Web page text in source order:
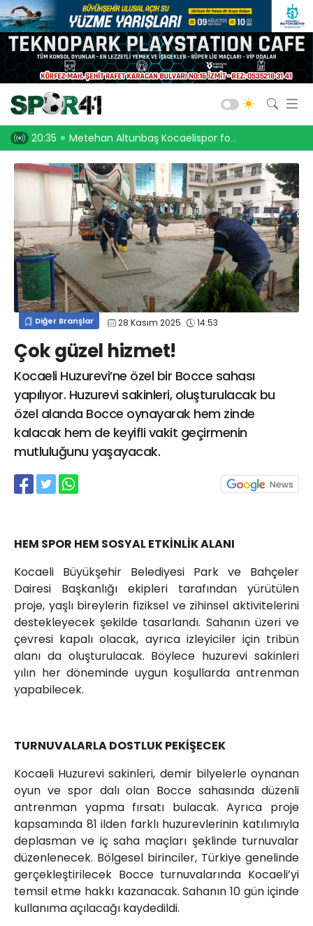
Kocaelispor forması ile 20:13 Kocaelispor halka karıştı!
Diğer Branşlar 28 Kasım 2025 14:53
Çok güzel hizmet!
Kocaeli Huzurevi’ne özel bir Bocce sahası
yapılıyor. Huzurevi sakinleri, oluşturulacak bu
özel alanda Bocce oynayarak hem zinde
kalacak hem de keyifli vakit geçirmenin
mutluluğunu yaşayacak.
HEM SPOR HEM SOSYAL ETKİNLİK ALANI
Kocaeli Büyükşehir Belediyesi Park ve Bahçeler
Dairesi Başkanlığı ekipleri tarafından yürütülen
proje, yaşlı bireylerin fiziksel ve zihinsel aktivitelerini
destekleyecek şekilde tasarlandı. Sahanın üzeri ve
çevresi kapalı olacak, ayrıca izleyiciler için tribün
alanı da oluşturulacak. Böylece huzurevi sakinleri
yılın her döneminde uygun koşullarda antrenman
yapabilecek.
TURNUVALARLA DOSTLUK PEKİŞECEK
Kocaeli Huzurevi sakinleri, demir bilyelerle oynanan
oyun ve spor dalı olan Bocce sahasında düzenli
antrenman yapma fırsatı bulacak. Ayrıca proje
kapsamında 81 ilden farklı huzurevlerinin katılımıyla
deplasman ve iç saha maçları şeklinde turnuvalar
düzenlenecek. Bölgesel birinciler, Türkiye genelinde
gerçekleştirilecek Bocce turnuvalarında Kocaeli’yi
temsil etme hakkı kazanacak. Sahanın 10 gün içinde
kullanıma açılacağı kaydedildi.
Kocaelispor
Gölcük
Bld. Derince
Darıca GB.
Salon Sporları
Okul Sporları
Web TV Galeri Yazarlar
info@spor41.com